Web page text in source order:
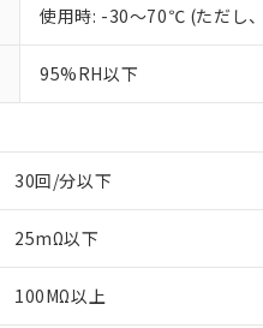
使用時: -30～70℃ (ただし、
95%RH以下
30回/分以下
25mΩ以下
100MΩ以上 ご利用条件
対応予定：EU
調査・確認中：